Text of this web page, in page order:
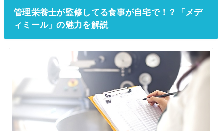
管理栄養士が監修してる食事が自宅で！？「メデ
ィミール」の魅力を解説